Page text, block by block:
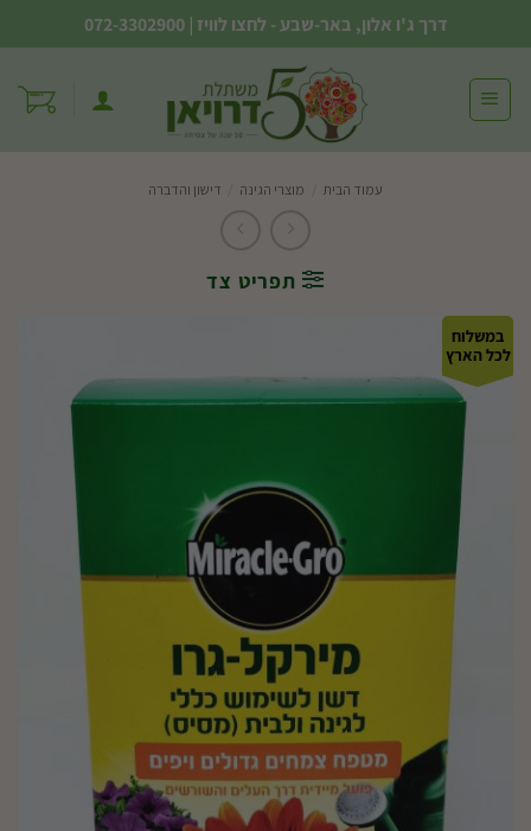
to
content
דרך ג'ו אלון, באר-שבע - לחצו לוויז |
072-3302900
עמוד הבית מוצרי הגינה דישון והדברה
תפריט צד
במשלוח
לכל הארץ